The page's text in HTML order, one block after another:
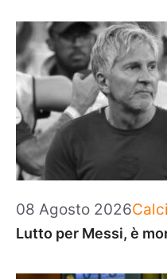
08 Agosto 2026
Lutto per Messi, è